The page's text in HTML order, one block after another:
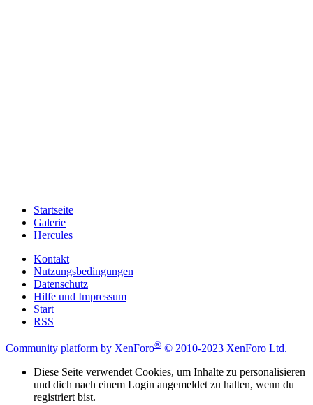
Startseite
Galerie
Hercules
Kontakt
Nutzungsbedingungen
Datenschutz
Hilfe und Impressum
Start
RSS
Community platform by XenForo® © 2010-2023 XenForo Ltd.
Diese Seite verwendet Cookies, um Inhalte zu personalisieren
und dich nach einem Login angemeldet zu halten, wenn du
registriert bist.